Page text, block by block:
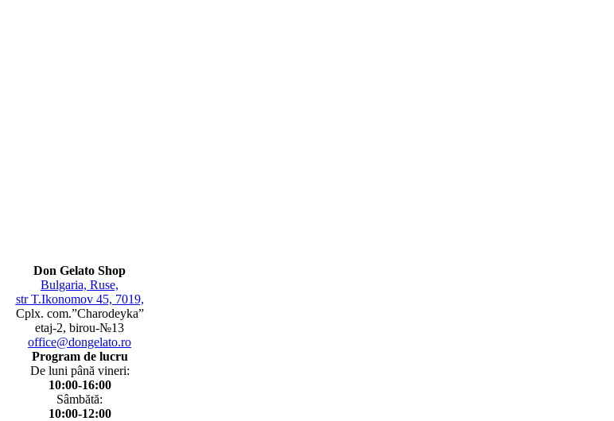
Don Gelato Shop
Bulgaria, Ruse,
str T.Ikonomov 45, 7019,
Cplx. com.”Charodeyka”
etaj-2, birou-№13
office@dongelato.ro
Program de lucru
De luni până vineri:
10:00-16:00
Sâmbătă:
10:00-12:00